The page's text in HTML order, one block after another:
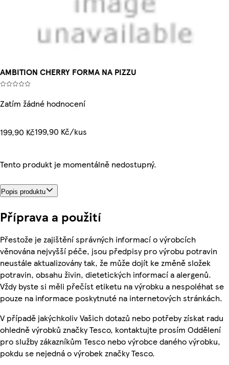
AMBITION CHERRY FORMA NA PIZZU
Zatím žádné hodnocení
199,90 Kč199,90 Kč/kus
Tento produkt je momentálně nedostupný.
Popis produktu
Příprava a použití
Přestože je zajištění správných informací o výrobcích
věnována nejvyšší péče, jsou předpisy pro výrobu potravin
neustále aktualizovány tak, že může dojít ke změně složek
potravin, obsahu živin, dietetických informací a alergenů.
Vždy byste si měli přečíst etiketu na výrobku a nespoléhat se
pouze na informace poskytnuté na internetových stránkách.
V případě jakýchkoliv Vašich dotazů nebo potřeby získat radu
ohledně výrobků značky Tesco, kontaktujte prosím Oddělení
pro služby zákazníkům Tesco nebo výrobce daného výrobku,
pokdu se nejedná o výrobek značky Tesco.